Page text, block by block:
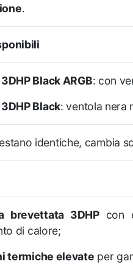
.
Black ARGB: con
Black: ventola nera
identiche, cambia
brevettata 3DHPcon
di calore;
termiche elevate per